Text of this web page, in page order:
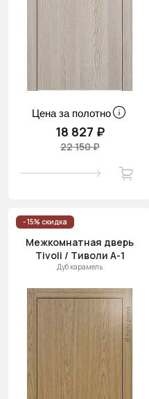
Цена за полотно
18 827 ₽
22 150 ₽
- 15% скидка
Межкомнатная дверь
Tivoli / Тиволи А-1
Дуб карамель